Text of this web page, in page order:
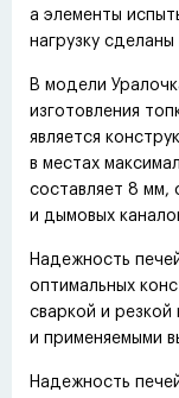
а элементы
нагрузку
В модели
изготовления
является
в местах
составляет 8 мм,
и дымовых
Надежность
оптимальных
сваркой и
и применяемыми
Надежность